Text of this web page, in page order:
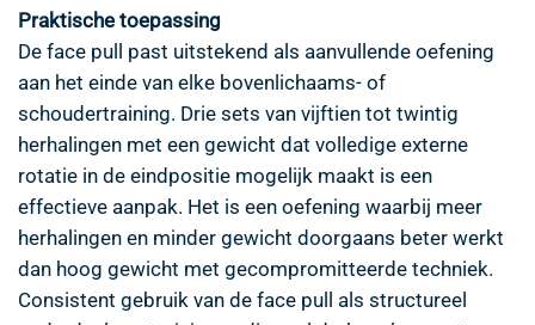
Praktische toepassing
De face pull past uitstekend als aanvullende oefening
aan het einde van elke bovenlichaams- of
schoudertraining. Drie sets van vijftien tot twintig
herhalingen met een gewicht dat volledige externe
rotatie in de eindpositie mogelijk maakt is een
effectieve aanpak. Het is een oefening waarbij meer
herhalingen en minder gewicht doorgaans beter werkt
dan hoog gewicht met gecompromitteerde techniek.
Consistent gebruik van de face pull als structureel